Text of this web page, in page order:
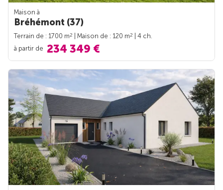
Maison à
Bréhémont (37)
Terrain de : 1700 m2 | Maison de : 120 m2
| 4 ch.
à partir de 234 349 €